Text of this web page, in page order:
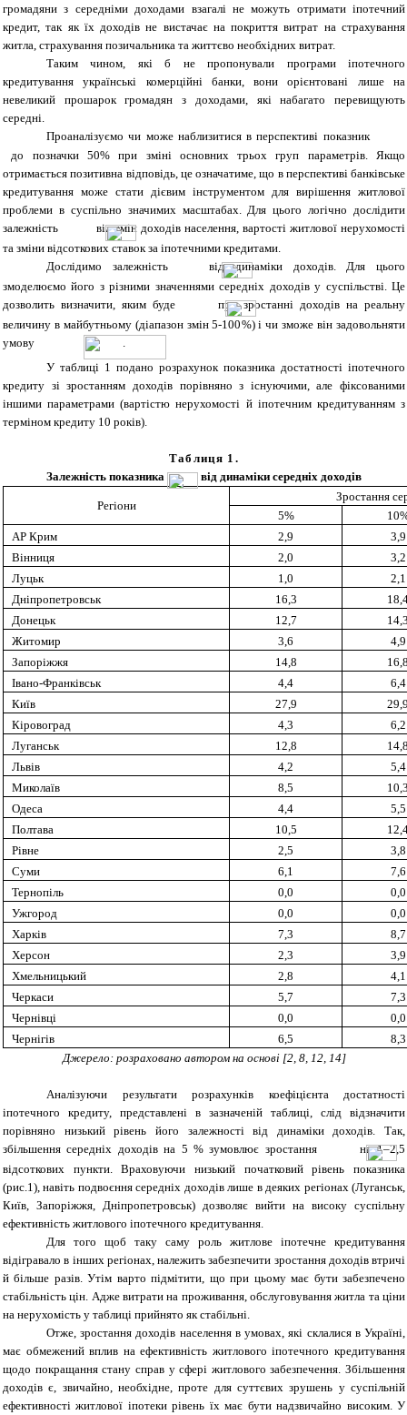
громадяни з середніми доходами взагалі не можуть отримати іпотечний
кредит, так як їх доходів не вистачає на покриття витрат на страхування
житла, страхування позичальника та життєво необхідних витрат.
Таким чином, які б не пропонували програми іпотечного
кредитування українські комерційні банки, вони орієнтовані лише на
невеликий прошарок громадян з доходами, які набагато перевищують
середні.
Проаналізуємо чи може наблизитися в перспективі показник
до позначки 50% при зміні основних трьох груп параметрів. Якщо
отримається позитивна відповідь, це означатиме, що в перспективі банківське
кредитування може стати дієвим інструментом для вирішення житлової
проблеми в суспільно значимих масштабах. Для цього логічно дослідити
залежність
від змін доходів населення, вартості житлової нерухомості
та зміни відсоткових ставок за іпотечними кредитами.
Дослідимо залежність
від динаміки доходів. Для цього
змоделюємо його з різними значеннями середніх доходів у суспільстві. Це
дозволить визначити, яким буде
при зростанні доходів на реальну
величину в майбутньому (діапазон змін 5-100%) і чи зможе він задовольняти
умову
.
У таблиці 1 подано розрахунок показника достатності іпотечного
кредиту зі зростанням доходів порівняно з існуючими, але фіксованими
іншими параметрами (вартістю нерухомості й іпотечним кредитуванням з
терміном кредиту 10 років).
Таблиця 1.
Залежність показника
від динаміки середніх доходів
Регіони
Зростання
5%
АР Крим
2,9
3,9
Вінниця
2,0
3,2
Луцьк
1,0
2,1
Дніпропетровськ
16,3
Донецьк
12,7
Житомир
3,6
4,9
Запоріжжя
14,8
Івано-Франківськ
4,4
6,4
Київ
27,9
Кіровоград
4,3
6,2
Луганськ
12,8
Львів
4,2
5,4
Миколаїв
8,5
Одеса
4,4
5,5
Полтава
10,5
Рівне
2,5
3,8
Суми
6,1
7,6
Тернопіль
0,0
0,0
Ужгород
0,0
0,0
Харків
7,3
8,7
Херсон
2,3
3,9
Хмельницький
2,8
4,1
Черкаси
5,7
7,3
Чернівці
0,0
0,0
Чернігів
6,5
8,3
Джерело: розраховано автором на основі [2, 8, 12, 14]
Аналізуючи результати розрахунків коефіцієнта достатності
іпотечного кредиту, представлені в зазначеній таблиці, слід відзначити
порівняно низький рівень його залежності від динаміки доходів. Так,
збільшення середніх доходів на 5 % зумовлює зростання
на 1–2,5
відсоткових пункти. Враховуючи низький початковий рівень показника
(рис.1), навіть подвоєння середніх доходів лише в деяких регіонах (Луганськ,
Київ, Запоріжжя, Дніпропетровськ) дозволяє вийти на високу суспільну
ефективність житлового іпотечного кредитування.
Для того щоб таку саму роль житлове іпотечне кредитування
відігравало в інших регіонах, належить забезпечити зростання доходів втричі
й більше разів. Утім варто підмітити, що при цьому має бути забезпечено
стабільність цін. Адже витрати на проживання, обслуговування житла та ціни
на нерухомість у таблиці прийнято як стабільні.
Отже, зростання доходів населення в умовах, які склалися в Україні,
має обмежений вплив на ефективність житлового іпотечного кредитування
щодо покращання стану справ у сфері житлового забезпечення. Збільшення
доходів є, звичайно, необхідне, проте для суттєвих зрушень у суспільній
ефективності житлової іпотеки рівень їх має бути надзвичайно високим. У